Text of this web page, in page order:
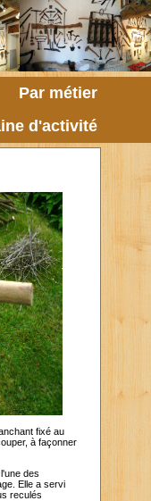
Par métier
d'activité
fixé au
à façonner
des
Elle a servi
reculés